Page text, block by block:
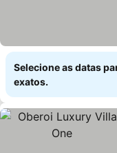
Selecione as datas
exatos.